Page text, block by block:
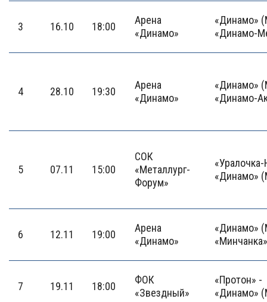
3 16.10 18:00
Арена
«Динамо»
«Динамо»
«Динамо-
4 28.10 19:30
Арена
«Динамо»
«Динамо»
«Динамо-
5 07.11 15:00
СОК
«Металлург-
Форум»
«Динамо»
6 12.11 19:00
Арена
«Динамо»
«Динамо»
«Минчанка»
7 19.11 18:00
ФОК
«Звездный»
«Протон» -
«Динамо»